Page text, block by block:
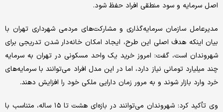
اصل سرمایه و سود منطقی افراد حفظ شود.
مدیرعامل سازمان سرمایه‌گذاری و مشارکت‌های مردمی شهرداری تهران با
بیان اینکه هدف اصلی این طرح، ایجاد امکان خانه‌دار شدن تدریجی برای
شهروندان است، گفت: امروز خرید یک واحد مسکونی در تهران به سرمایه
چند میلیارد تومانی نیاز دارد، اما در این مدل افراد می‌توانند با سرمایه‌های
خرد وارد بازار شوند و به مرور زمان دارایی ملکی خود را افزایش دهند.
وی تأکید کرد: شهروندان می‌توانند در بازه‌ای هشت تا ۱۵ ساله، متناسب با